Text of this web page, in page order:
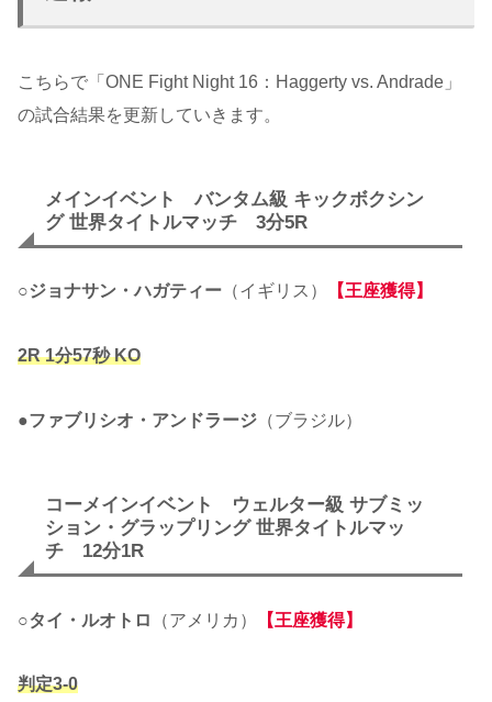
こちらで「ONE Fight Night 16：Haggerty vs. Andrade」
の試合結果を更新していきます。
メインイベント バンタム級 キックボクシン
グ 世界タイトルマッチ 3分5R
○ジョナサン・ハガティー （イギリス） 【王座獲得】
2R 1分57秒 KO
●ファブリシオ・アンドラージ （ブラジル）
コーメインイベント ウェルター級 サブミッ
ション・グラップリング 世界タイトルマッ
チ 12分1R
○タイ・ルオトロ （アメリカ） 【王座獲得】
判定3-0